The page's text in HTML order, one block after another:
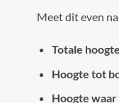
Meet dit even
Totale
Hoogte tot
Hoogte